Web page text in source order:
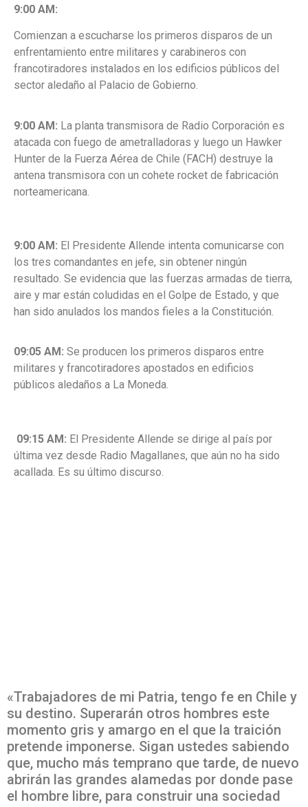
9:00 AM:
Comienzan a escucharse los primeros disparos de un
enfrentamiento entre militares y carabineros con
francotiradores instalados en los edificios públicos del
sector aledaño al Palacio de Gobierno.
9:00 AM: La planta transmisora de Radio Corporación es
atacada con fuego de ametralladoras y luego un Hawker
Hunter de la Fuerza Aérea de Chile (FACH) destruye la
antena transmisora con un cohete rocket de fabricación
norteamericana.
9:00 AM: El Presidente Allende intenta comunicarse con
los tres comandantes en jefe, sin obtener ningún
resultado. Se evidencia que las fuerzas armadas de tierra,
aire y mar están coludidas en el Golpe de Estado, y que
han sido anulados los mandos fieles a la Constitución.
09:05 AM: Se producen los primeros disparos entre
militares y francotiradores apostados en edificios
públicos aledaños a La Moneda.
09:15 AM: El Presidente Allende se dirige al país por
última vez desde Radio Magallanes, que aún no ha sido
acallada. Es su último discurso.
«Trabajadores de mi Patria, tengo fe en Chile y
su destino. Superarán otros hombres este
momento gris y amargo en el que la traición
pretende imponerse. Sigan ustedes sabiendo
que, mucho más temprano que tarde, de nuevo
abrirán las grandes alamedas por donde pase
el hombre libre, para construir una sociedad